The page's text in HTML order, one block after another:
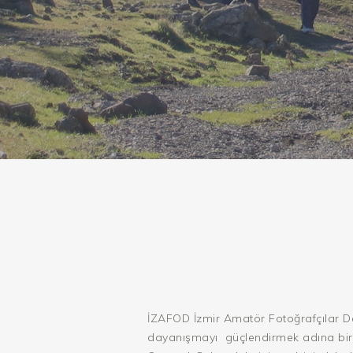
İZAFOD İzmir Amatör Fotoğrafçılar
dayanışmayı güçlendirmek adına